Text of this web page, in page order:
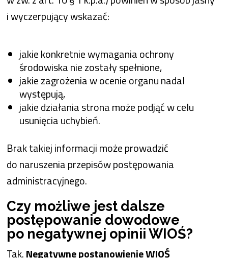
i wyczerpujący wskazać:
jakie konkretnie wymagania ochrony
środowiska nie zostały spełnione,
jakie zagrożenia w ocenie organu nadal
występują,
jakie działania strona może podjąć w celu
usunięcia uchybień.
Brak takiej informacji może prowadzić
do naruszenia przepisów postępowania
administracyjnego.
Czy możliwe jest dalsze
postępowanie dowodowe
po negatywnej opinii WIOŚ?
Tak.Negatywne postanowienie WIOŚ